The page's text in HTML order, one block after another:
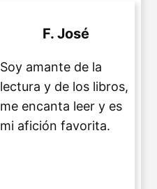
F. José
Soy amante de la
lectura y de los libros,
me encanta leer y es
mi afición favorita.